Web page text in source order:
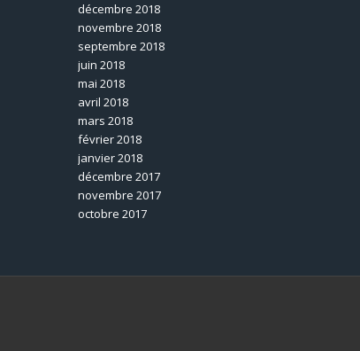
décembre 2018
novembre 2018
septembre 2018
juin 2018
mai 2018
avril 2018
mars 2018
février 2018
janvier 2018
décembre 2017
novembre 2017
octobre 2017